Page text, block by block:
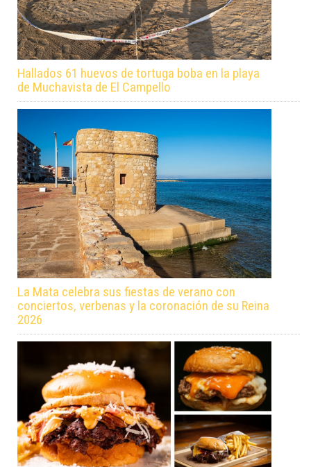
Hallados 61 huevos de tortuga boba en la playa
de Muchavista de El Campello
La Mata celebra sus fiestas de verano con
conciertos, verbenas y la coronación de su Reina
2026